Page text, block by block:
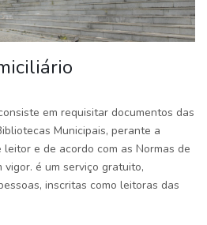
em requisitar documentos das
Municipais, perante a
e de acordo com as Normas de
vigor. é um serviço gratuito,
inscritas como leitoras das